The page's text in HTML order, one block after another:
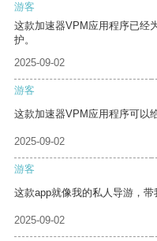
游客
这款加速器VPM应用程序已经
护。
2025-09-02
游客
这款加速器VPM应用程序可以
2025-09-02
游客
这款app就像我的私人导游，带
2025-09-02